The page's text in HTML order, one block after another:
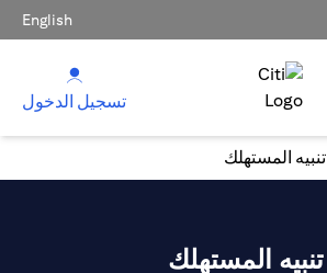
English
تسجيل الدخول
تنبيه المستهلك
تنبيه المستهلك